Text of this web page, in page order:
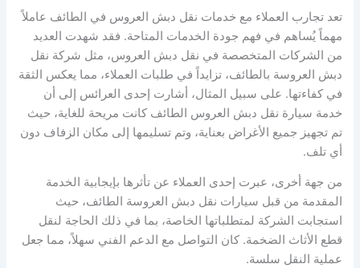
تعد تجارب العملاء مع خدمات نقل دبش العروس في الطائف عاملاً
مهماً يُساهم في فهم جودة الخدمات المتاحة. فقد شهدت العديد
من الشركات المتخصصة في نقل دبش العروس، مثل شركة نقل
دبش العروسة بالطائف، تزايداً في طلبات العملاء، مما يعكس الثقة
في كفاءتها. على سبيل المثال، أشارت إحدى العرائس إلى أن
خدمة سيارة نقل دبش العروس الطائف كانت مريحة للغاية، حيث
تم تجهيز جميع الأغراض بعناية، وتم تسليمها إلى مكان الزفاف دون
أي تلف.
من جهة أخرى، عبرت إحدى العملاء عن تأثرها بإيجابية الخدمة
المقدمة من قبل سيارات نقل دبش العروسة الطائف، حيث
استجابت الشركة لمتطلباتها الخاصة، بما في ذلك الحاجة لنقل
قطع الأثاث الضخمة. كان التواصل مع الدعم الفني سهلاً، مما جعل
عملية النقل سلسة.